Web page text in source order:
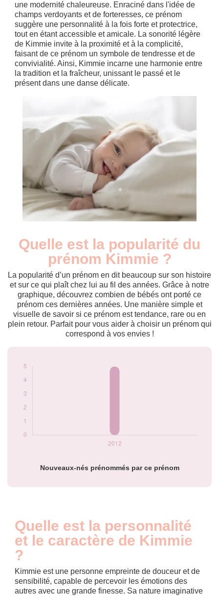
une modernité chaleureuse. Enraciné dans l'idée de
champs verdoyants et de forteresses, ce prénom
suggère une personnalité à la fois forte et protectrice,
tout en étant accessible et amicale. La sonorité légère
de Kimmie invite à la proximité et à la complicité,
faisant de ce prénom un symbole de tendresse et de
convivialité. Ainsi, Kimmie incarne une harmonie entre
la tradition et la fraîcheur, unissant le passé et le
présent dans une danse délicate.
Quelle est la popularité du
prénom Kimmie ?
La popularité d’un prénom en dit beaucoup sur son histoire
et sur ce qui plaît chez lui au fil des années. Grâce à notre
graphique, découvrez combien de bébés ont porté ce
prénom ces dernières années. Une manière simple et
visuelle de savoir si ce prénom est tendance, rare ou en
plein retour. Parfait pour vous aider à choisir un prénom qui
correspond à vos envies !
Nouveaux-nés prénommés par ce prénom
Popularité du
prénom Kimmie
par année
Année
Nouveaux-
nés
Quelle est la personnalité
et le caractère de Kimmie
?
Kimmie est une personne empreinte de douceur et de
sensibilité, capable de percevoir les émotions des
autres avec une grande finesse. Sa nature imaginative